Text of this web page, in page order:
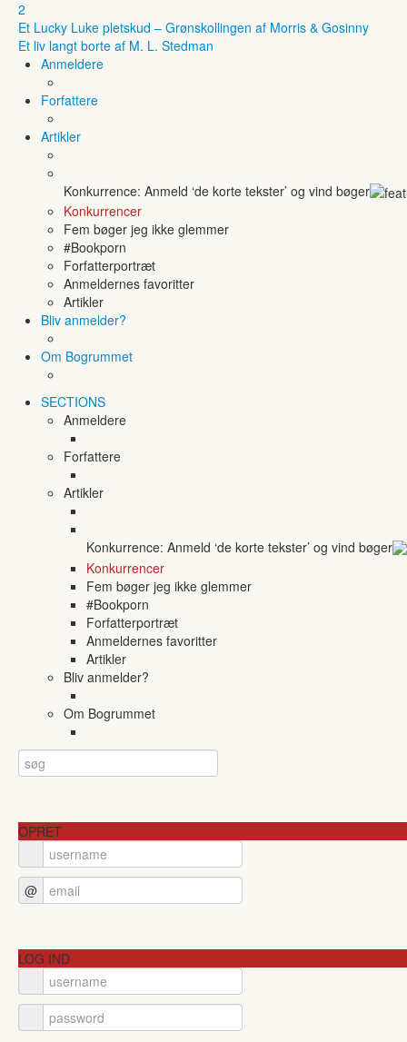
2
Et Lucky Luke pletskud – Grønskollingen af Morris & Gosinny
Et liv langt borte af M. L. Stedman
Anmeldere
Forfattere
Artikler
Konkurrence: Anmeld ‘de korte tekster’ og vind bøger
Konkurrencer
Fem bøger jeg ikke glemmer
#Bookporn
Forfatterportræt
Anmeldernes favoritter
Artikler
Bliv anmelder?
Om Bogrummet
SECTIONS
Anmeldere
Forfattere
Artikler
Konkurrence: Anmeld ‘de korte tekster’ og vind bøger
Konkurrencer
Fem bøger jeg ikke glemmer
#Bookporn
Forfatterportræt
Anmeldernes favoritter
Artikler
Bliv anmelder?
Om Bogrummet
OPRET
@
LOG IND